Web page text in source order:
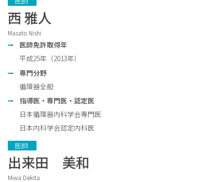
西 雅人​
Masato Nishi
医師免許取得年
平成25年（2013年）
専門分野
循環器全般
指導医・専門医・認定医
日本循環器内科学会専門医
日本内科学会認定内科医
医師
出来田 美和
Miwa Dekita